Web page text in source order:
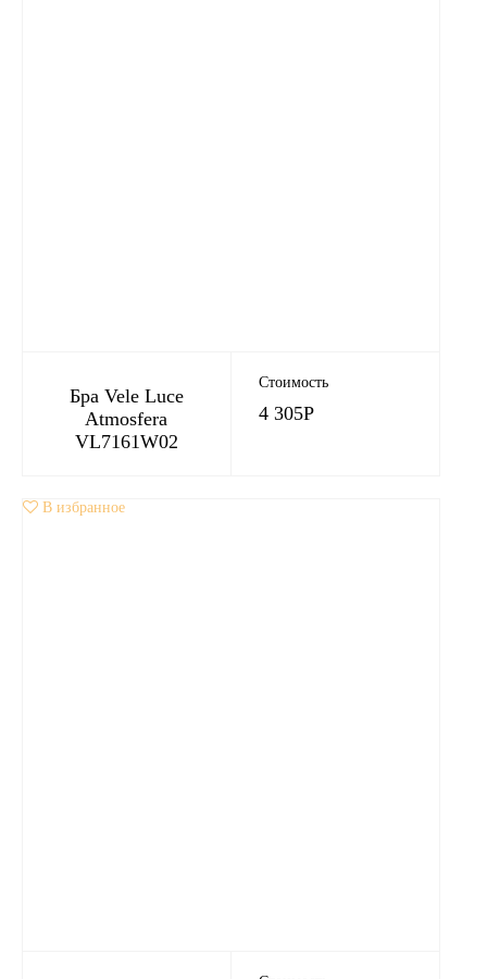
Бра Vele Luce
Аtmosfera
VL7161W02
Стоимость
4 305Р
В избранное